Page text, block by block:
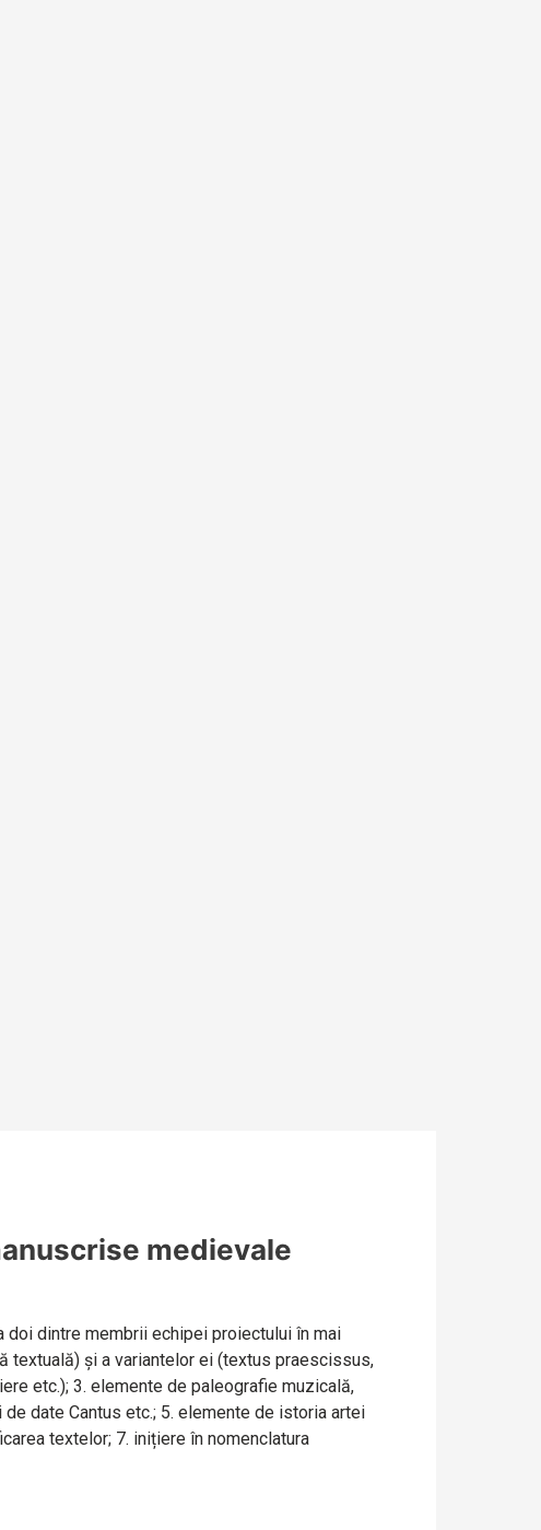
medievale
doi dintre membrii echipei proiectului în mai
textuală) și a variantelor ei (textus praescissus,
etc.); 3. elemente de paleografie muzicală,
date Cantus etc.; 5. elemente de istoria artei
textelor; 7. inițiere în nomenclatura